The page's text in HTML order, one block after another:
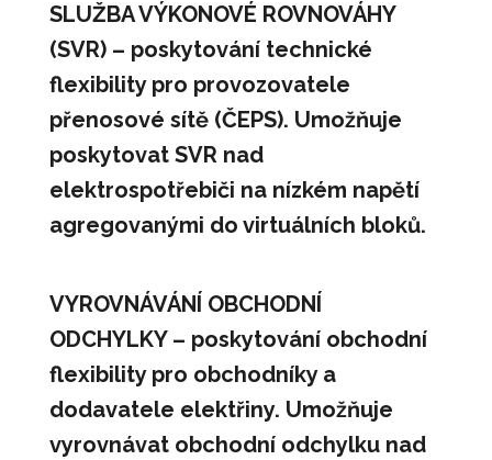
SLUŽBA VÝKONOVÉ ROVNOVÁHY
(SVR) – poskytování technické
flexibility pro provozovatele
přenosové sítě (ČEPS). Umožňuje
poskytovat SVR nad
elektrospotřebiči na nízkém napětí
agregovanými do virtuálních bloků.
VYROVNÁVÁNÍ OBCHODNÍ
ODCHYLKY – poskytování obchodní
flexibility pro obchodníky a
dodavatele elektřiny. Umožňuje
vyrovnávat obchodní odchylku nad